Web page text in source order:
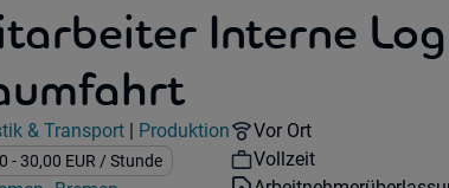
Interne
& Transport |
Industry:
Produktion
- 30,00 EUR / Stunde
Remote Option:
Vor Ort
Workhours:
Vollzeit